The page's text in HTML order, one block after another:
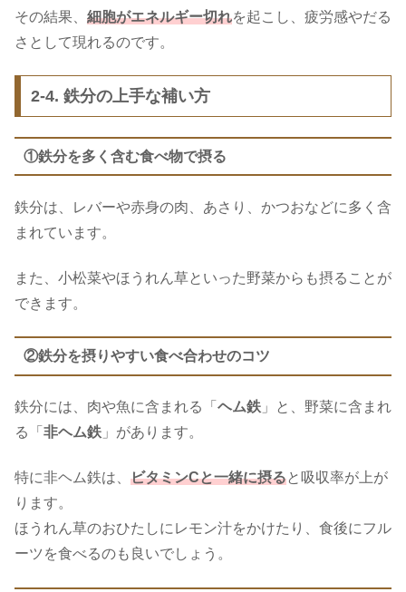
その結果、 細胞がエネルギー切れを起こし、疲労感やだる
さとして現れるのです。
2-4. 鉄分の上手な補い方
①鉄分を多く含む食べ物で摂る
鉄分は、レバーや赤身の肉、あさり、かつおなどに多く含
まれています。
また、小松菜やほうれん草といった野菜からも摂ることが
できます。
②鉄分を摂りやすい食べ合わせのコツ
鉄分には、肉や魚に含まれる「 ヘム鉄 」と、野菜に含まれ
る「 非ヘム鉄 」があります。
特に非ヘム鉄は、 ビタミンCと一緒に摂ると吸収率が上が
ります。
ほうれん草のおひたしにレモン汁をかけたり、食後にフル
ーツを食べるのも良いでしょう。